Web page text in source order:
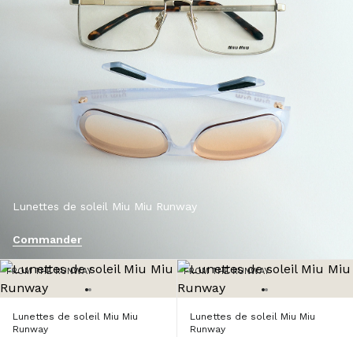
Lunettes de soleil Miu Miu Runway
Commander
FROM THE RUNWAY
Lunettes de soleil Miu Miu
Runway
FROM THE RUNWAY
Lunettes de soleil Miu Miu
Runway